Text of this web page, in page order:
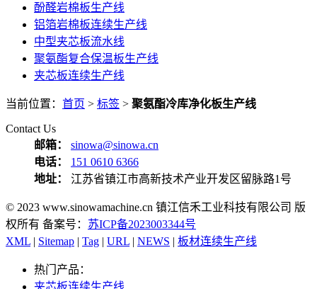
酚醛岩棉板生产线
铝箔岩棉板连续生产线
中型夹芯板流水线
聚氨酯复合保温板生产线
夹芯板连续生产线
当前位置： 首页 > 标签 > 聚氨酯冷库净化板生产线
Contact Us
邮箱：
sinowa@sinowa.cn
电话：
151 0610 6366
地址：
江苏省镇江市高新技术产业开发区留脉路1号
© 2023 www.sinowamachine.cn 镇江信禾工业科技有限公司 版
权所有 备案号： 苏ICP备2023003344号
XML | Sitemap | Tag | URL | NEWS | 板材连续生产线
热门产品：
夹芯板连续生产线